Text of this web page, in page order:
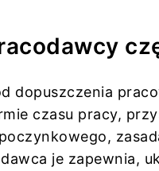
dopuszczenia
czasu pracy,
je zapewnia,